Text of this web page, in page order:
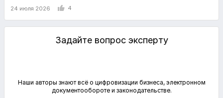
24 июля 2026 4
Задайте вопрос эксперту
Наши авторы знают всё о цифровизации бизнеса, электронном
документообороте и законодательстве.